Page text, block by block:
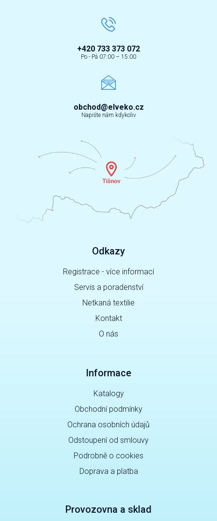
+420 733 373 072
Po - Pá 07:00 – 15:00
obchod@elveko.cz
Napište nám kdykoliv
Odkazy
Registrace - více informací
Servis a poradenství
Netkaná textilie
Kontakt
O nás
Informace
Katalogy
Obchodní podmínky
Ochrana osobních údajů
Odstoupení od smlouvy
Podrobně o cookies
Doprava a platba
Provozovna a sklad